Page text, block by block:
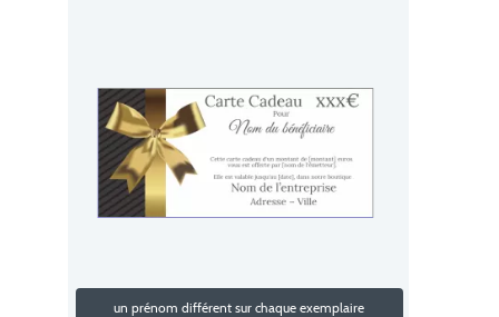
un prénom différent sur chaque exemplaire